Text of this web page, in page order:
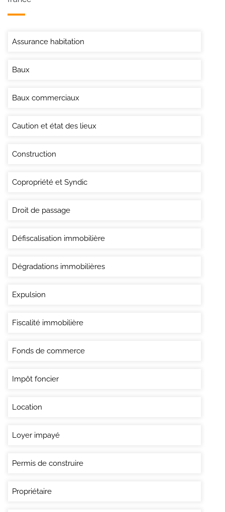
Assurance habitation
Baux
Baux commerciaux
Caution et état des lieux
Construction
Copropriété et Syndic
Droit de passage
Défiscalisation immobilière
Dégradations immobilières
Expulsion
Fiscalité immobilière
Fonds de commerce
Impôt foncier
Location
Loyer impayé
Permis de construire
Propriétaire